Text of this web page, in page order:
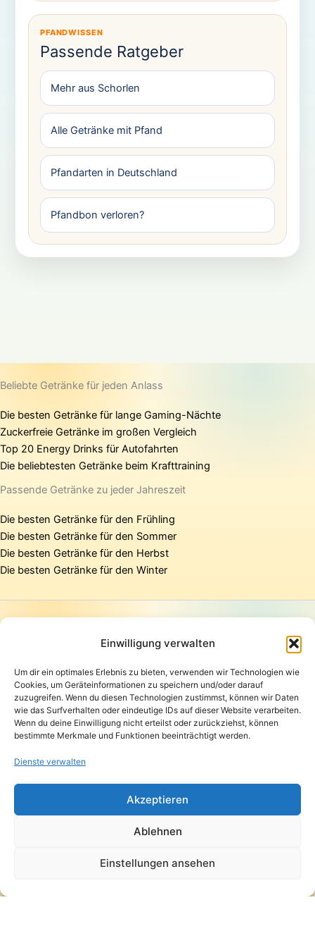
Einwilligung verwalten
Um dir ein optimales Erlebnis zu bieten, verwenden wir Technologien wie
Cookies, um Geräteinformationen zu speichern und/oder darauf
zuzugreifen. Wenn du diesen Technologien zustimmst, können wir Daten
wie das Surfverhalten oder eindeutige IDs auf dieser Website verarbeiten.
Wenn du deine Einwilligung nicht erteilst oder zurückziehst, können
bestimmte Merkmale und Funktionen beeinträchtigt werden.
Dienste verwalten
Akzeptieren
Ablehnen
Einstellungen ansehen
PFANDWISSEN
Passende Ratgeber
Mehr aus Schorlen
Alle Getränke mit Pfand
Pfandarten in Deutschland
Pfandbon verloren?
Beliebte Getränke für jeden Anlass
Die besten Getränke für lange Gaming-Nächte
Zuckerfreie Getränke im großen Vergleich
Top 20 Energy Drinks für Autofahrten
Die beliebtesten Getränke beim Krafttraining
Passende Getränke zu jeder Jahreszeit
Die besten Getränke für den Frühling
Die besten Getränke für den Sommer
Die besten Getränke für den Herbst
Die besten Getränke für den Winter
Presse
Datenschutzerklärung
AGB
Widerrufsbelehrung
Versand und Lieferung
Zahlungsarten
Copyright © 2026 Pfandpirat | Präsentiert vonZimmermanns
Internet & PR-Beratung
Instagram